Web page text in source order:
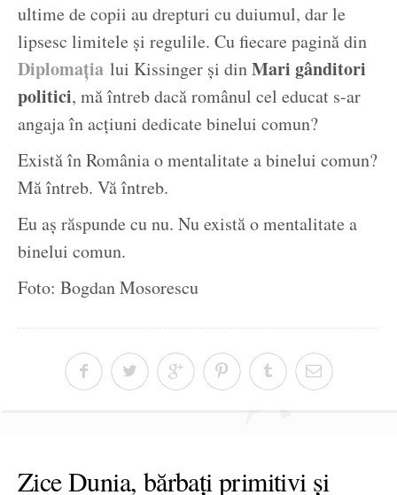
ultime de copii au drepturi cu duiumul, dar le
lipsesc limitele și regulile. Cu fiecare pagină din
Diplomația lui Kissinger și dinMari gânditori
politici, mă întreb dacă românul cel educat s-ar
angaja în acțiuni dedicate binelui comun?
Există în România o mentalitate a binelui comun?
Mă întreb. Vă întreb.
Eu aș răspunde cu nu. Nu există o mentalitate a
binelui comun.
Foto: Bogdan Mosorescu
Zice Dunia, bărbați primitivi și